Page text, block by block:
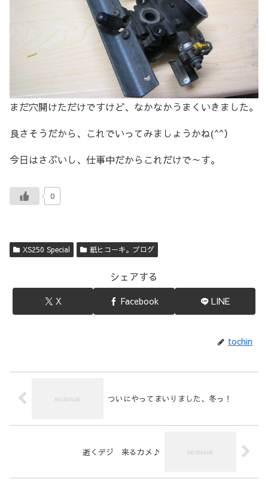
まだ穴開けただけですけど、なかなかうまくいきました。
良さそうだから、これでいってみましょうかね(^^）
今日はさぶいし、仕事中だからこれだけで～す。
0
XS250 Special 紙ヒコーキ。ブログ
シェアする
X Facebook LINE
tochin
ついにやってまいりました、冬っ！
逝くデジ 来るカメ♪